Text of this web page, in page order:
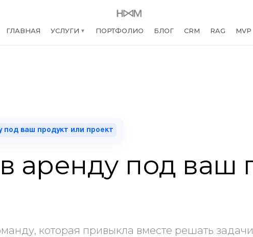
ГЛАВНАЯ УСЛУГИ ▼ ПОРТФОЛИО БЛОГ CRM RAG MVP
под ваш продукт или проект
аренду под ваш
которая привыкла вместе решать